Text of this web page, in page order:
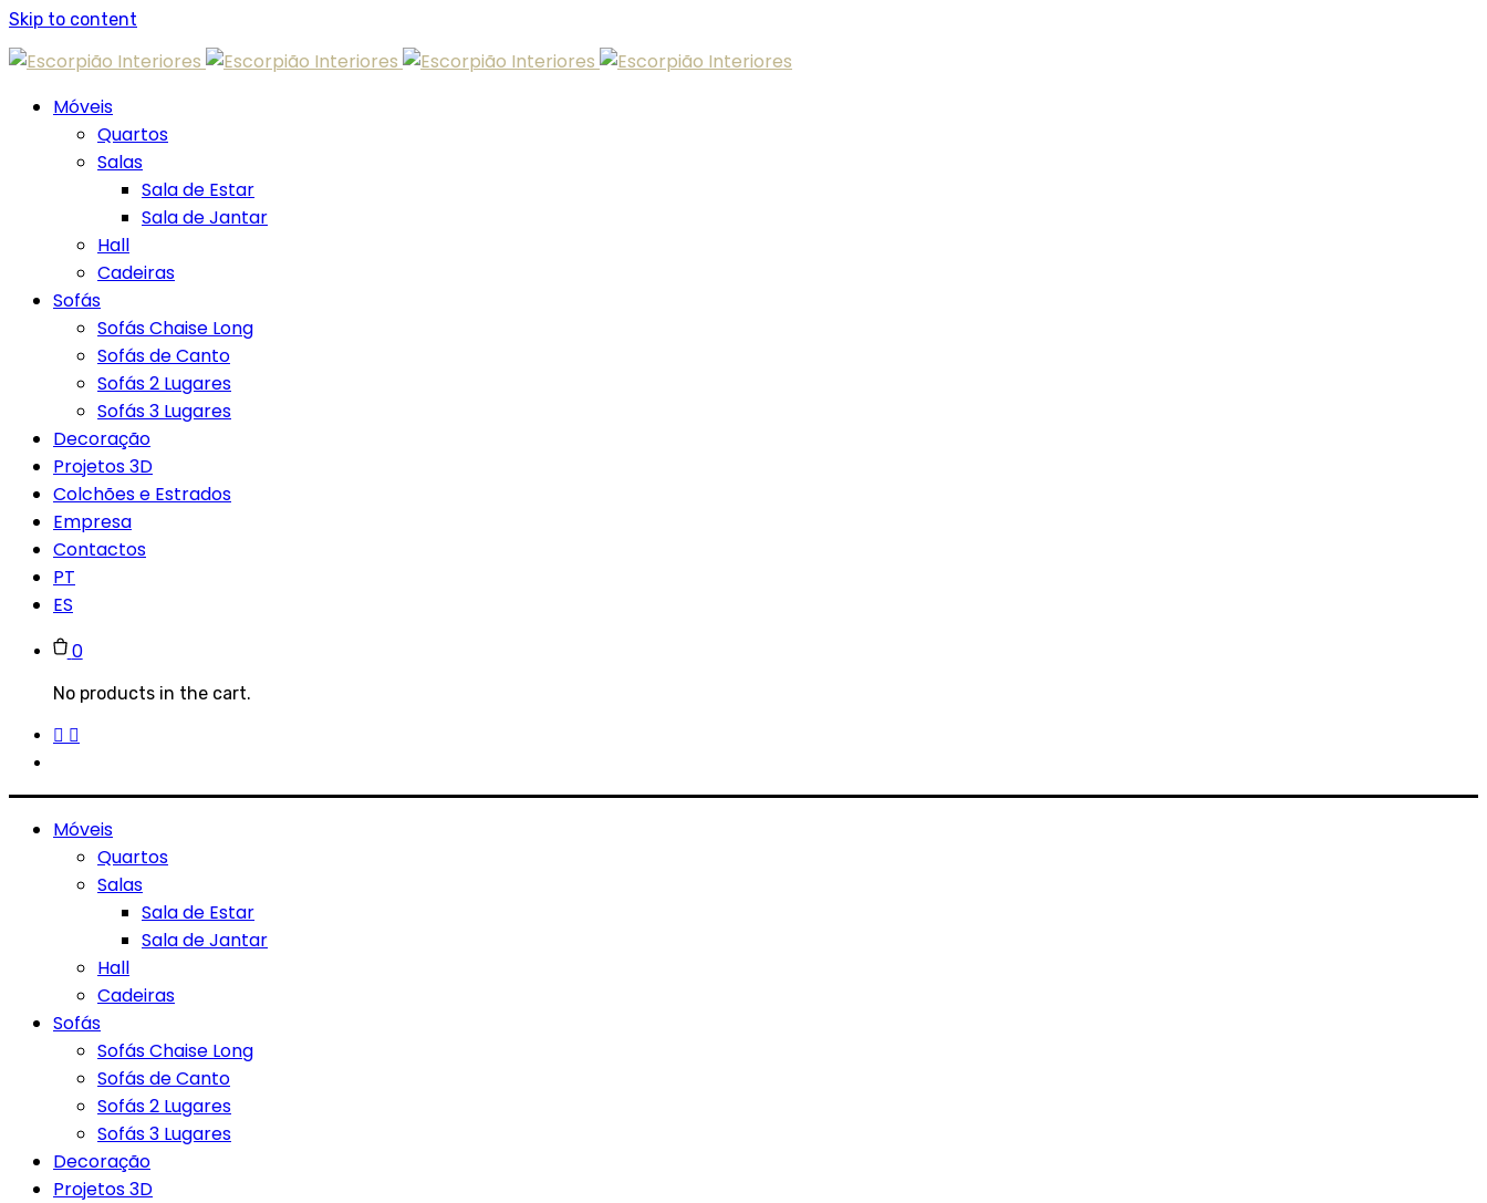
Skip to content
Móveis
Quartos
Salas
Sala de Estar
Sala de Jantar
Hall
Cadeiras
Sofás
Sofás Chaise Long
Sofás de Canto
Sofás 2 Lugares
Sofás 3 Lugares
Decoração
Projetos 3D
Colchões e Estrados
Empresa
Contactos
PT
ES
0
No products in the cart.
Móveis
Quartos
Salas
Sala de Estar
Sala de Jantar
Hall
Cadeiras
Sofás
Sofás Chaise Long
Sofás de Canto
Sofás 2 Lugares
Sofás 3 Lugares
Decoração
Projetos 3D